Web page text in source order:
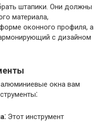
штапики. Они должны
материала,
оконного профиля, а
с дизайном
окна вам
⁚ Этот инструмент